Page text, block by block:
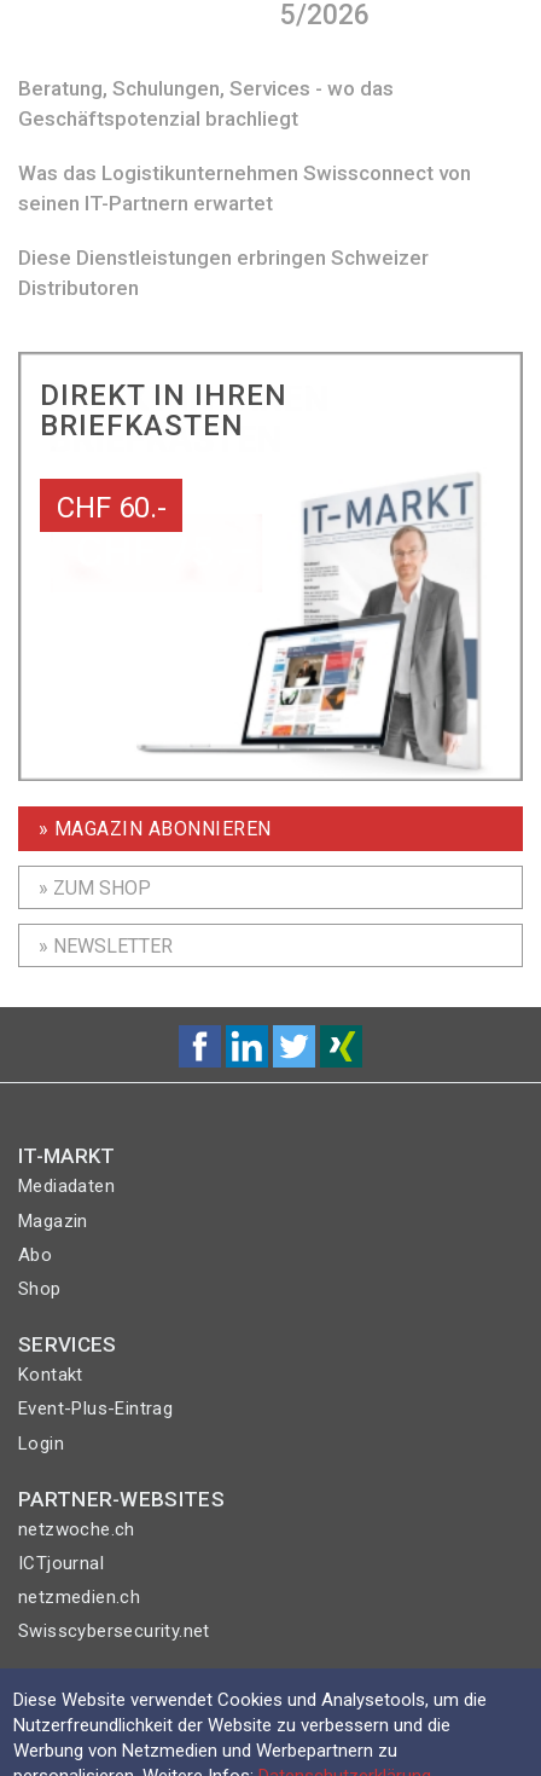
5/2026
Beratung, Schulungen, Services - wo das
Geschäftspotenzial brachliegt
Was das Logistikunternehmen Swissconnect von
seinen IT-Partnern erwartet
Diese Dienstleistungen erbringen Schweizer
Distributoren
DIREKT IN IHREN
BRIEFKASTEN
CHF 60.-
» MAGAZIN ABONNIEREN
» ZUM SHOP
» NEWSLETTER
IT-MARKT
Mediadaten
Magazin
Abo
Shop
SERVICES
Kontakt
Event-Plus-Eintrag
Login
PARTNER-WEBSITES
netzwoche.ch
ICTjournal
netzmedien.ch
Swisscybersecurity.net
© NETZMEDIEN AG 2026
Impressum
AGB
Diese Website verwendet Cookies und Analysetools, um die
Nutzerfreundlichkeit der Website zu verbessern und die
Werbung von Netzmedien und Werbepartnern zu